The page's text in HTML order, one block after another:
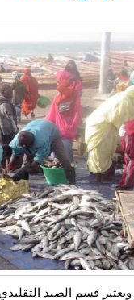
ويعتبر قسم الصيد